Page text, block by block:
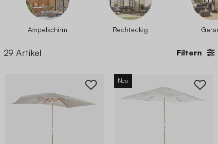
Ampelschirm Rechteckig
29 Artikel Filtern
Neu